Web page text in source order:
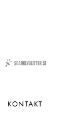
KONTAKT